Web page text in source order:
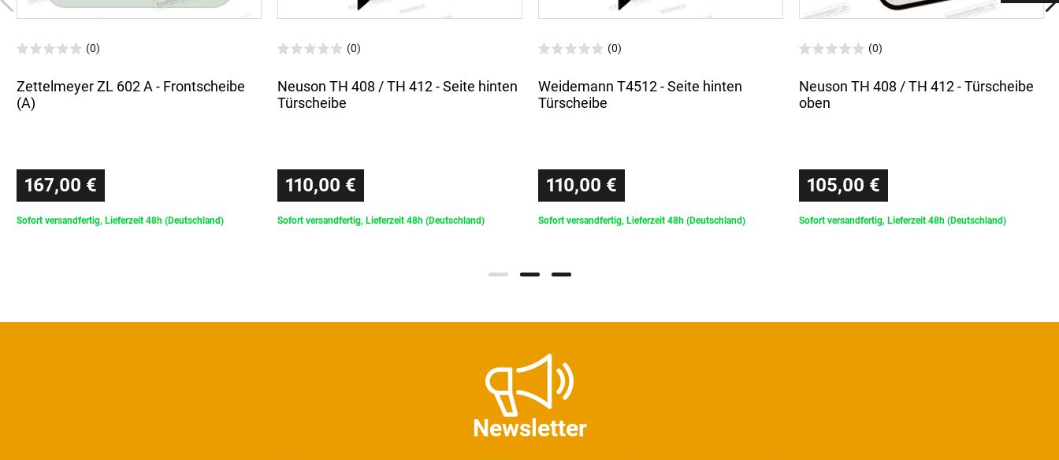
(0)
Zettelmeyer ZL 602 A - Frontscheibe
(A)
167,00 €
Sofort versandfertig, Lieferzeit 48h (Deutschland)
(0)
Neuson TH 408 / TH 412 - Seite hinten
Türscheibe
110,00 €
Sofort versandfertig, Lieferzeit 48h (Deutschland)
(0)
Weidemann T4512 - Seite hinten
Türscheibe
110,00 €
Sofort versandfertig, Lieferzeit 48h (Deutschland)
(0)
Neuson TH 408 / TH 412 - Türscheibe
oben
105,00 €
Sofort versandfertig, Lieferzeit 48h (Deutschland)
Newsletter